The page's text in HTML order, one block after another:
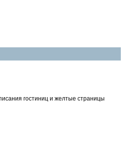
гостиниц и желтые страницы